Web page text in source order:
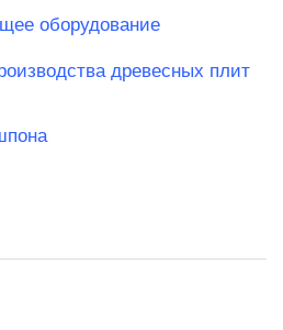
оборудование
древесных плит